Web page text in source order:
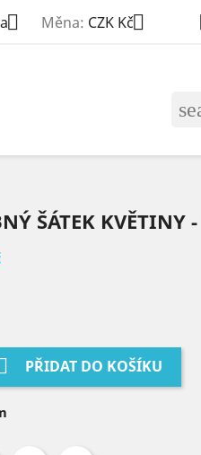
 Měna: CZK Kč
ŠÁTEK KVĚTINY
PŘIDAT DO KOŠÍKU